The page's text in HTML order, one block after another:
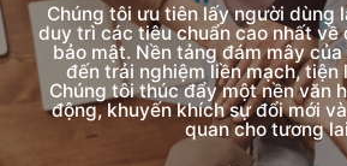
Chúng tôi ưu tiên lấy người dùng
duy trì các tiêu chuẩn cao nhất về
bảo mật. Nền tảng đám mây
đến trải nghiệm liền mạch, tiện
Chúng tôi thúc đẩy một nền văn
động, khuyến khích sự đổi mới
quan cho tương